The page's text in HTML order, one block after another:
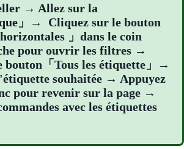
→ Allez sur la
」→ Cliquez sur le bouton
」dans le coin
pour ouvrir les filtres →
bouton「Tous les étiquette」→
souhaitée → Appuyez
pour revenir sur la page →
avec les étiquettes